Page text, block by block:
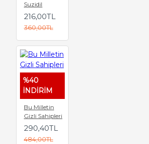
Suzidil
216,00TL
360,00TL
%40
İNDİRİM
Bu Milletin
Gizli Sahipleri
290,40TL
484,00TL